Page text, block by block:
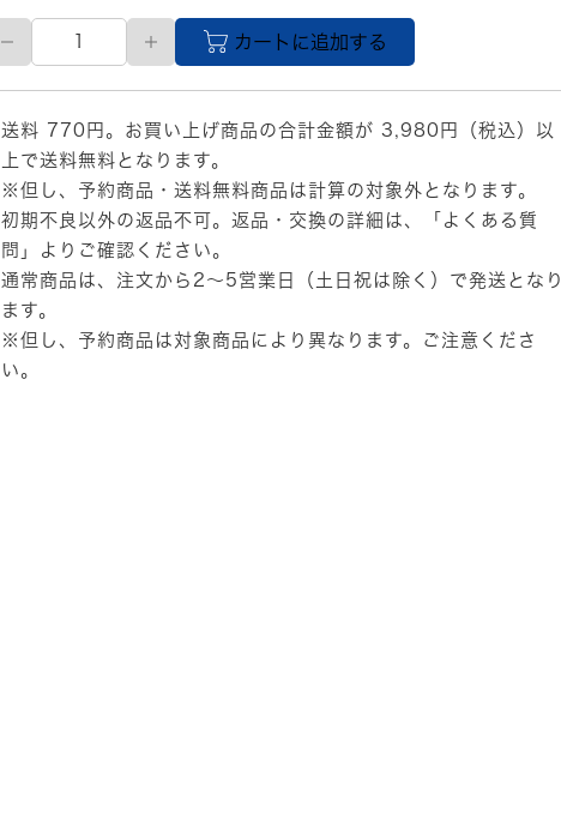
VT
イ
テ
ー)
リ
ー
ド
ル
シ
ッ
ト
300
個
カートに追加する
送料 770円。お買い上げ商品の合計金額が 3,980円（税込）以
上で送料無料となります。
※但し、予約商品・送料無料商品は計算の対象外となります。
初期不良以外の返品不可。返品・交換の詳細は、
「よくある質
問」
よりご確認ください。
通常商品は、注文から2～5営業日（土日祝は除く）で発送となり
ます。
※但し、予約商品は対象商品により異なります。ご注意くださ
い。